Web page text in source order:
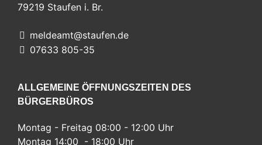
79219 Staufen i. Br.
meldeamt@staufen.de
07633 805-35
ALLGEMEINE ÖFFNUNGSZEITEN DES
BÜRGERBÜROS
Montag - Freitag 08:00 - 12:00 Uhr
Montag 14:00 - 18:00 Uhr